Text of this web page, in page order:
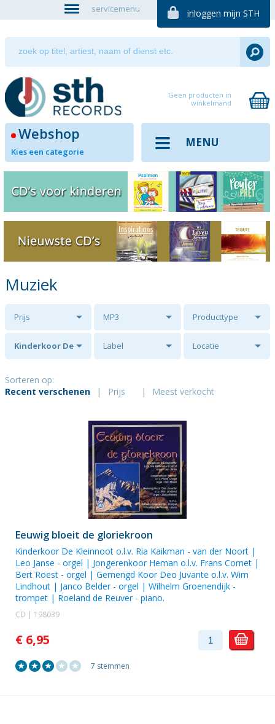
servicemenu inloggen mijn STH
Geen producten in
winkelmand
Webshop
Kies een categorie
MENU
Muziek
Prijs MP3 Producttype
Kinderkoor De
Ria Kaikman -
Label Locatie
Sorteren op:
Recent verschenen
| Prijs | Meest verkocht
Eeuwig bloeit de gloriekroon
Kinderkoor De Kleinnoot o.l.v. Ria Kaikman - van der Noort |
Leo Janse - orgel | Jongerenkoor Heman o.l.v. Frans Cornet |
Bert Roest - orgel | Gemengd Koor Deo Juvante o.l.v. Wim
Lindhout | Janco Belder- orgel | Wilhelm Groenendijk -
trompet | Roeland de Reuver- piano.
CD | 198039
€ 6,95
7 stemmen